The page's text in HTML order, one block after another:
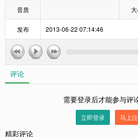
音质
发布 2013-06-22 07:14:46
评论
需要登录后才能参与评
立即登录 马上
精彩评论